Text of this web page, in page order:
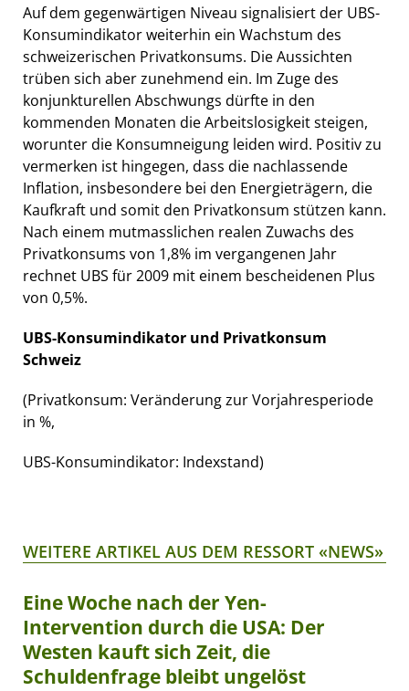
Auf dem gegenwärtigen Niveau signalisiert der UBS-
Konsumindikator weiterhin ein Wachstum des
schweizerischen Privatkonsums. Die Aussichten
trüben sich aber zunehmend ein. Im Zuge des
konjunkturellen Abschwungs dürfte in den
kommenden Monaten die Arbeitslosigkeit steigen,
worunter die Konsumneigung leiden wird. Positiv zu
vermerken ist hingegen, dass die nachlassende
Inflation, insbesondere bei den Energieträgern, die
Kaufkraft und somit den Privatkonsum stützen kann.
Nach einem mutmasslichen realen Zuwachs des
Privatkonsums von 1,8% im vergangenen Jahr
rechnet UBS für 2009 mit einem bescheidenen Plus
von 0,5%.
UBS-Konsumindikator und Privatkonsum
Schweiz
(Privatkonsum: Veränderung zur Vorjahresperiode
in %,
UBS-Konsumindikator: Indexstand)
WEITERE ARTIKEL AUS DEM RESSORT «NEWS»
Eine Woche nach der Yen-
Intervention durch die USA: Der
Westen kauft sich Zeit, die
Schuldenfrage bleibt ungelöst